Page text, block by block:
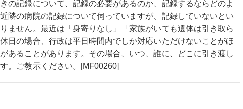
の記録について、記録の必要があるのか、記録するならどのよ
隣の病院の記録について伺っていますが、記録していないとい
ません。最近は「身寄りなし」「家族がいても遺体は引き取ら
日の場合、行政は平日時間内でしか対応いただけないことがほ
あることがあります。その場合、いつ、誰に、どこに引き渡し
。ご教示ください。[MF00260]